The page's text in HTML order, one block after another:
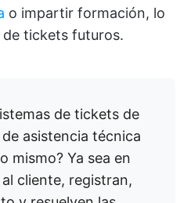
o impartir formación, lo
de tickets futuros.
de tickets de
asistencia técnica
mismo? Ya sea en
cliente, registran,